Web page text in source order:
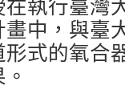
執行臺灣
中，與臺
式的氧合